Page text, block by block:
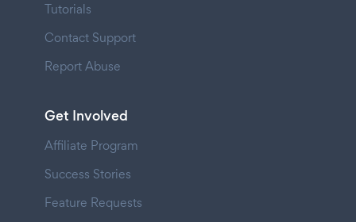
Tutorials
Contact Support
Report Abuse
Get Involved
Affiliate Program
Success Stories
Feature Requests